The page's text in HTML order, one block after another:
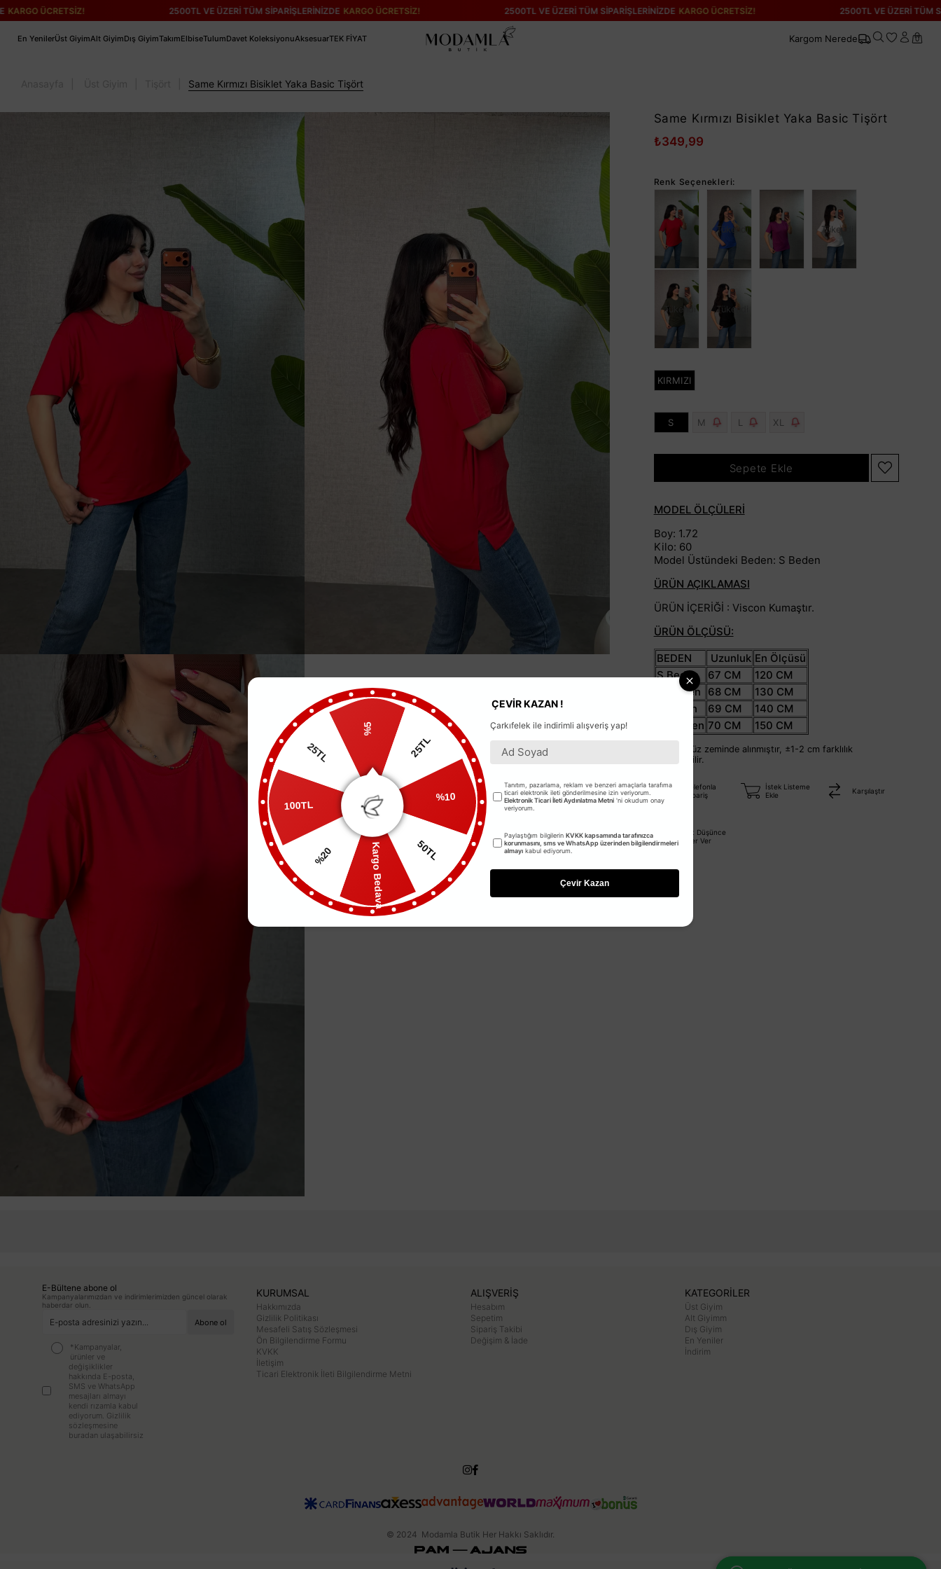
2500TL VE ÜZERİ TÜM SİPARİŞLERİNİZDE KARGO ÜCRETSİZ! 2500TL VE ÜZERİ TÜM SİPARİŞLERİNİZDE KARGO ÜCRETSİZ! 2500TL VE ÜZERİ TÜM
En YenilerÜst GiyimAlt GiyimDış GiyimTakımElbiseTulumDavet KoleksiyonuAksesuarTEK FİYAT Kargom Nerede 0
Same Kırmızı Bisiklet Yaka Basic Tişört
Same Kırmızı Bisiklet Yaka Basic Tişört
₺349,99
Renk Seçenekleri:
Tükendi Tükendi
Tükendi Tükendi
KIRMIZI
S M L XL
MODEL ÖLÇÜLERİ
Boy: 1.72
Kilo: 60
Model Üstündeki Beden: S Beden
ÜRÜN AÇIKLAMASI
ÜRÜN İÇERİĞİ : Viscon Kumaştır.
ÜRÜN ÖLÇÜSÜ:
BEDEN
Uzunluk En Ölçüsü
S Beden
67 CM
120 CM
M Beden
68 CM
130 CM
L Beden
69 CM
140 CM
XL Beden 70 CM 150 CM
Ölçüler düz zeminde alınmıştır, ±1-2 cm farklılık
gösterebilir.
Telefonla
Sipariş
İstek Listeme
Ekle
Karşılaştır
Fiyat Düşünce
Haber Ver
E-Bültene abone ol
Kampanyalarımızdan ve indirimlerimizden güncel olarak
haberdar olun.
*Kampanyalar,
ürünler ve
değişiklikler
hakkında E-posta,
SMS ve WhatsApp
mesajları almayı
kendi rızamla kabul
ediyorum. Gizlilik
sözleşmesine
buradan ulaşabilirsiz
KURUMSAL
Hakkımızda
Gizlilik Politikası
Mesafeli Satış Sözleşmesi
Ön Bilgilendirme Formu
KVKK
İletişim
Ticari Elektronik İleti Bilgilendirme Metni
ALIŞVERİŞ
Hesabım
Sepetim
Sipariş Takibi
Değişim & İade
KATEGORİLER
Üst Giyim
Alt Giyimm
Dış Giyim
En Yeniler
İndirim
© 2024 Modamla Butik Her Hakkı Saklıdır.
%5
25TL
%10
50TL
Kargo Bedava
%20
100TL
25TL
ÇEVİR KAZAN !
Çarkıfelek ile indirimli alışveriş yap!
Tanıtım, pazarlama, reklam ve benzeri amaçlarla tarafıma
ticari elektronik ileti gönderilmesine izin veriyorum.
Elektronik Ticari İleti Aydınlatma Metni 'ni okudum onay
veriyorum.
Paylaştığım bilgilerin KVKK kapsamında tarafınızca
korunmasını, sms ve WhatsApp üzerinden bilgilendirmeleri
almayı kabul ediyorum.
Çevir Kazan